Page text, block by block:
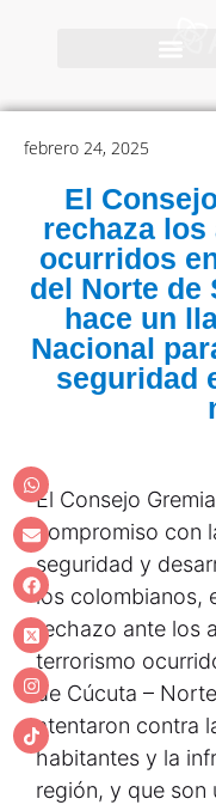
febrero 24, 2025
El
rechaza
ocurridos
del Norte de
hace un
Nacional
seguridad
El Consejo
compromiso con
seguridad y
los colombianos,
rechazo ante los
terrorismo
de Cúcuta –
atentaron contra
habitantes y la
región, y que son